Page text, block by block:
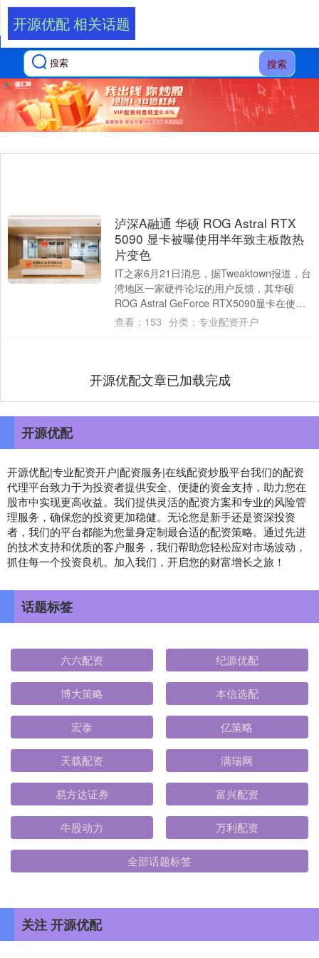
搜索
开源优配 相关话题
泸深A融通 华硕 ROG Astral RTX
5090 显卡被曝使用半年致主板散热
片变色
IT之家6月21日消息，据Tweaktown报道，台
湾地区一家硬件论坛的用户反馈，其华硕
ROG Astral GeForce RTX5090显卡在使用
约六个月后....
查看： 153 分类： 专业配资开户
开源优配文章已加载完成
开源优配
开源优配|专业配资开户|配资服务|在线配资炒股平台我们的配资
代理平台致力于为投资者提供安全、便捷的资金支持，助力您在
股市中实现更高收益。我们提供灵活的配资方案和专业的风险管
理服务，确保您的投资更加稳健。无论您是新手还是资深投资
者，我们的平台都能为您量身定制最合适的配资策略。通过先进
的技术支持和优质的客户服务，我们帮助您轻松应对市场波动，
抓住每一个投资良机。加入我们，开启您的财富增长之旅！
话题标签
六六配资 纪源优配
博大策略 本信选配
宏泰 亿策略
天载配资 满瑞网
易方达证券 富兴配资
牛股动力 万利配资
全部话题标签
关注 开源优配